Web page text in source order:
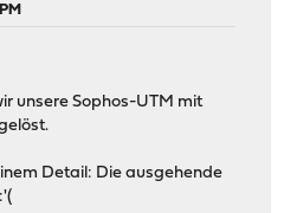
unsere Sophos-UTM mit
Detail: Die ausgehende